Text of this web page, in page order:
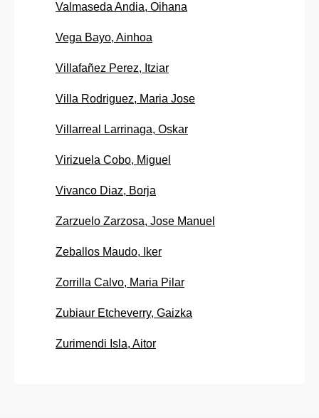
Valmaseda Andia, Oihana
Vega Bayo, Ainhoa
Villafañez Perez, Itziar
Villa Rodriguez, Maria Jose
Villarreal Larrinaga, Oskar
Virizuela Cobo, Miguel
Vivanco Diaz, Borja
Zarzuelo Zarzosa, Jose Manuel
Zeballos Maudo, Iker
Zorrilla Calvo, Maria Pilar
Zubiaur Etcheverry, Gaizka
Zurimendi Isla, Aitor